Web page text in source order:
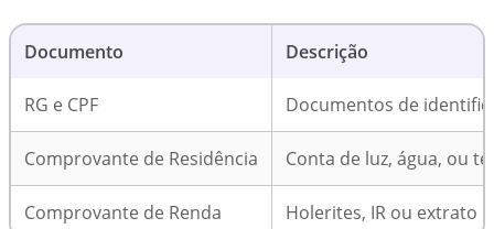
Documento Descrição
RG e CPF Documentos de
Comprovante de Residência Conta de luz, água, ou
Comprovante de Renda Holerites, IR ou extrato